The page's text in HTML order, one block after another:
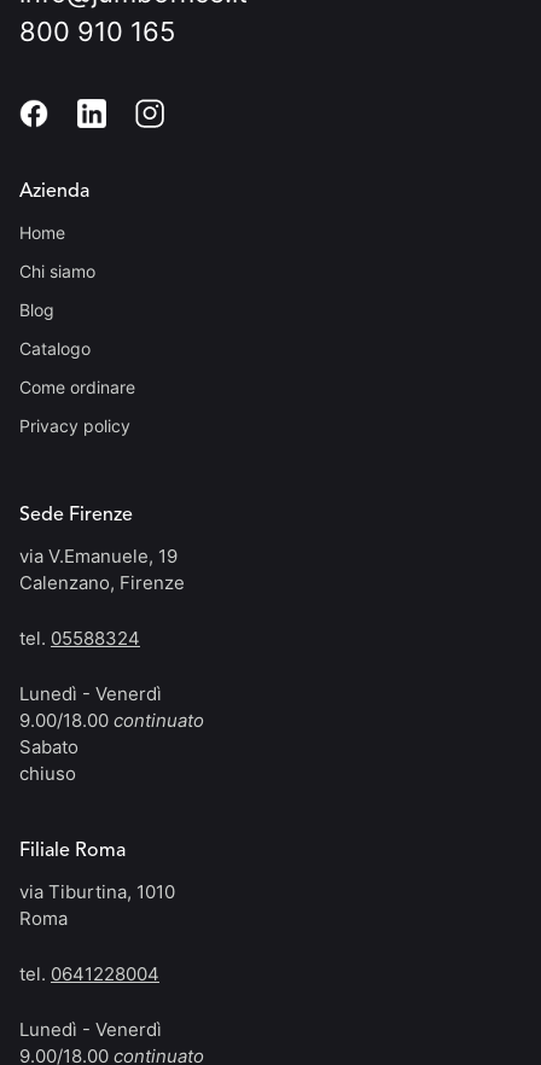
800 910 165
Azienda
Home
Chi siamo
Blog
Catalogo
Come ordinare
Privacy policy
Sede Firenze
via V.Emanuele, 19
Calenzano, Firenze
tel. 05588324
Lunedì - Venerdì
9.00/18.00 continuato
Sabato
chiuso
Filiale Roma
via Tiburtina, 1010
Roma
tel. 0641228004
Lunedì - Venerdì
9.00/18.00 continuato